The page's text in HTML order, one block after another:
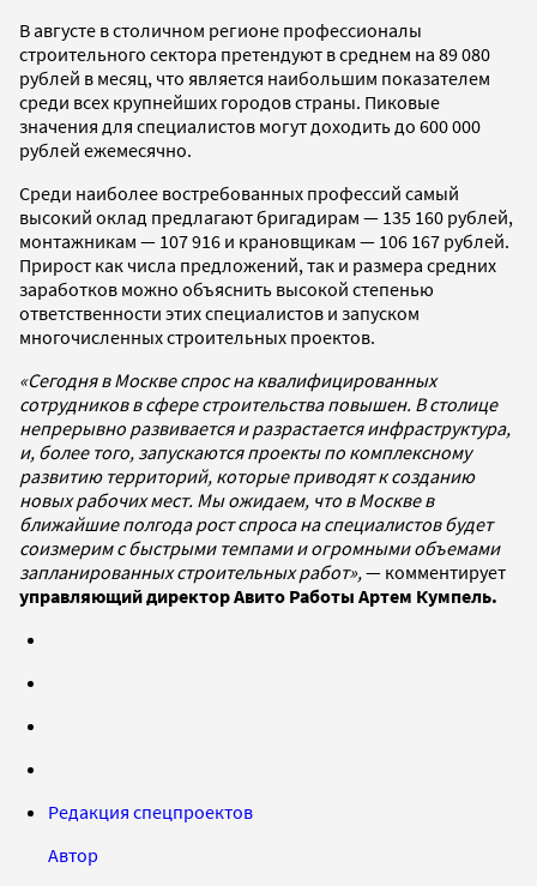
В августе в столичном регионе профессионалы
строительного сектора претендуют в среднем на 89 080
рублей в месяц, что является наибольшим показателем
среди всех крупнейших городов страны. Пиковые
значения для специалистов могут доходить до 600 000
рублей ежемесячно.
Среди наиболее востребованных профессий самый
высокий оклад предлагают бригадирам — 135 160 рублей,
монтажникам — 107 916 и крановщикам — 106 167 рублей.
Прирост как числа предложений, так и размера средних
заработков можно объяснить высокой степенью
ответственности этих специалистов и запуском
многочисленных строительных проектов.
«Сегодня в Москве спрос на квалифицированных
сотрудников в сфере строительства повышен. В столице
непрерывно развивается и разрастается инфраструктура,
и, более того, запускаются проекты по комплексному
развитию территорий, которые приводят к созданию
новых рабочих мест. Мы ожидаем, что в Москве в
ближайшие полгода рост спроса на специалистов будет
соизмерим с быстрыми темпами и огромными объемами
запланированных строительных работ»,— комментирует
управляющий директор Авито Работы Артем Кумпель.
Редакция спецпроектов
Автор